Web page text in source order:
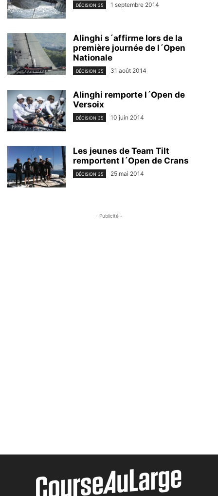
DÉCISION 35 1 septembre 2014
Alinghi s´affirme lors de la
première journée de l´Open
Nationale
DÉCISION 35 31 août 2014
Alinghi remporte l´Open de
Versoix
DÉCISION 35 10 juin 2014
Les jeunes de Team Tilt
remportent l´Open de Crans
DÉCISION 35 25 mai 2014
- Publicité -